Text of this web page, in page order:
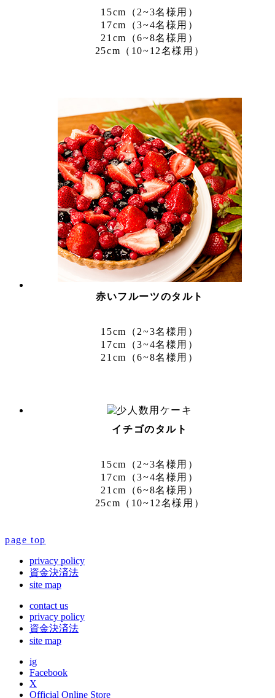
15cm（2~3名様用）
17cm（3~4名様用）
21cm（6~8名様用）
25cm（10~12名様用）
赤いフルーツのタルト
15cm（2~3名様用）
17cm（3~4名様用）
21cm（6~8名様用）
イチゴのタルト
15cm（2~3名様用）
17cm（3~4名様用）
21cm（6~8名様用）
25cm（10~12名様用）
page top
privacy policy
資金決済法
site map
contact us
privacy policy
資金決済法
site map
ig
Facebook
X
Official Online Store